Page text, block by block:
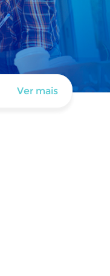
Ver mais